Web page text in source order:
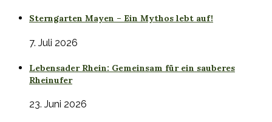
Sterngarten Mayen – Ein Mythos lebt auf!
7. Juli 2026
Lebensader Rhein: Gemeinsam für ein sauberes
Rheinufer
23. Juni 2026